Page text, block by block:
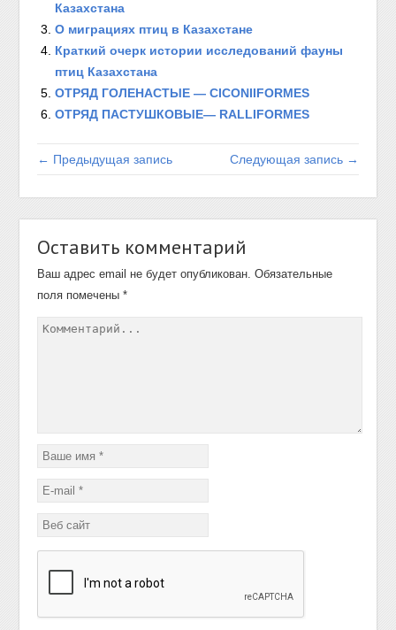
Казахстана
О миграциях птиц в Казахстане
Краткий очерк истории исследований фауны
птиц Казахстана
ОТРЯД ГОЛЕНАСТЫЕ — CICONIIFORMES
ОТРЯД ПАСТУШКОВЫЕ— RALLIFORMES
← Предыдущая запись Следующая запись →
Оставить комментарий
Ваш адрес email не будет опубликован. Обязательные
поля помечены*